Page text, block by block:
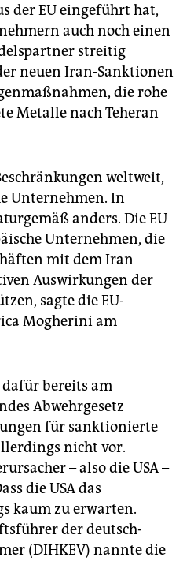
der EU eingeführt hat,
auch noch einen
streitig
neuen Iran-Sanktionen
die rohe
Metalle nach Teheran
weltweit,
Unternehmen. In
anders. Die EU
Unternehmen, die
mit dem Iran
Auswirkungen der
sagte die EU-
Mogherini am
bereits am
Abwehrgesetz
für sanktionierte
nicht vor.
– also die USA –
die USA das
kaum zu erwarten.
der deutsch-
(DIHKEV) nannte die